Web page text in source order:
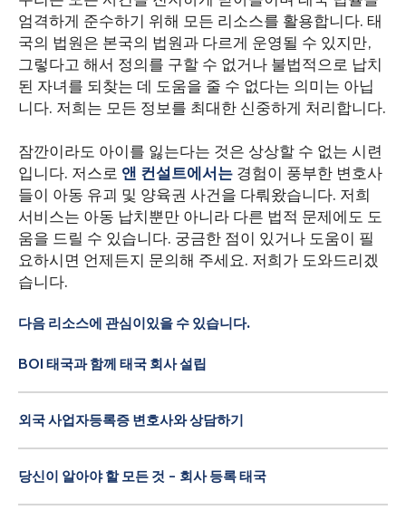
엄격하게 준수하기 위해 모든 리소스를 활용합니다. 태
국의 법원은 본국의 법원과 다르게 운영될 수 있지만,
그렇다고 해서 정의를 구할 수 없거나 불법적으로 납치
된 자녀를 되찾는 데 도움을 줄 수 없다는 의미는 아닙
니다. 저희는 모든 정보를 최대한 신중하게 처리합니다.
잠깐이라도 아이를 잃는다는 것은 상상할 수 없는 시련
입니다. 저스로 앤 컨설트에서는 경험이 풍부한 변호사
들이 아동 유괴 및 양육권 사건을 다뤄왔습니다. 저희
서비스는 아동 납치뿐만 아니라 다른 법적 문제에도 도
움을 드릴 수 있습니다. 궁금한 점이 있거나 도움이 필
요하시면 언제든지 문의해 주세요. 저희가 도와드리겠
습니다.
다음 리소스에 관심이있을 수 있습니다.
BOI 태국과 함께 태국 회사 설립
외국 사업자등록증 변호사와 상담하기
당신이 알아야 할 모든 것 - 회사 등록 태국